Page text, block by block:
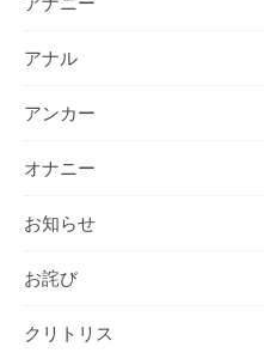
アナル
アンカー
オナニー
お知らせ
お詫び
クリトリス